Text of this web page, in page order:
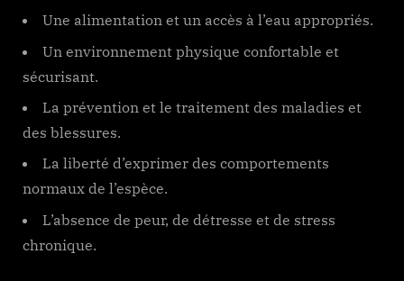
Une alimentation et un accès à l’eau appropriés.
Un environnement physique confortable et
sécurisant.
La prévention et le traitement des maladies et
des blessures.
La liberté d’exprimer des comportements
normaux de l’espèce.
L’absence de peur, de détresse et de stress
chronique.